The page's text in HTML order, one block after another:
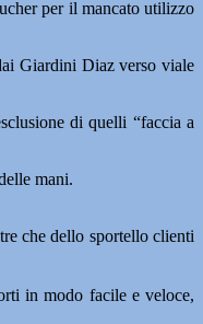
per il mancato utilizzo
Giardini Diaz verso viale
di quelli “faccia a
mani.
che dello sportello clienti
in modo facile e veloce,